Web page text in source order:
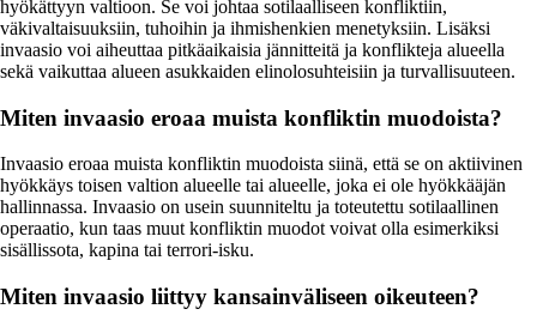
hyökättyyn valtioon. Se voi johtaa sotilaalliseen konfliktiin,
väkivaltaisuuksiin, tuhoihin ja ihmishenkien menetyksiin. Lisäksi
invaasio voi aiheuttaa pitkäaikaisia jännitteitä ja konflikteja alueella
sekä vaikuttaa alueen asukkaiden elinolosuhteisiin ja turvallisuuteen.
Miten invaasio eroaa muista konfliktin muodoista?
Invaasio eroaa muista konfliktin muodoista siinä, että se on aktiivinen
hyökkäys toisen valtion alueelle tai alueelle, joka ei ole hyökkääjän
hallinnassa. Invaasio on usein suunniteltu ja toteutettu sotilaallinen
operaatio, kun taas muut konfliktin muodot voivat olla esimerkiksi
sisällissota, kapina tai terrori-isku.
Miten invaasio liittyy kansainväliseen oikeuteen?